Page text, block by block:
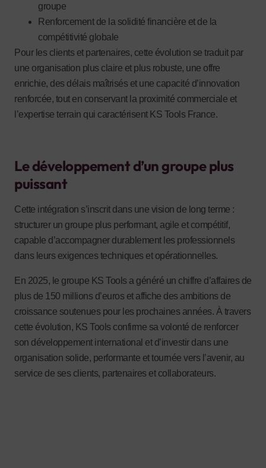
groupe
Renforcement de la solidité financière et de la
compétitivité globale
Pour les clients et partenaires, cette évolution se traduit par
une organisation plus claire et plus robuste, une offre
enrichie, des délais maîtrisés et une capacité d’innovation
renforcée, tout en conservant la proximité commerciale et
l’expertise terrain qui caractérisent KS Tools France.
Le développement d’un groupe plus
puissant
Cette intégration s’inscrit dans une vision de long terme :
structurer un groupe plus performant, agile et compétitif,
capable d’accompagner durablement les professionnels
dans leurs exigences techniques et opérationnelles.
En 2025, le groupe KS Tools a généré un chiffre d’affaires de
plus de 150 millions d’euros et affiche des ambitions de
croissance soutenues pour les prochaines années. À travers
cette évolution, KS Tools confirme sa volonté de renforcer
son développement international et d’investir dans une
organisation solide, performante et tournée vers l’avenir, au
service de ses clients, partenaires et collaborateurs.